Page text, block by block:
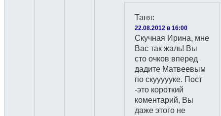
Таня:
22.08.2012 в 16:00
Скучная Ирина, мне
Вас так жаль! Вы
сто очков вперед
дадите Матвеевым
по скуууууке. Пост
-это короткий
коментарий, Вы
даже этого не